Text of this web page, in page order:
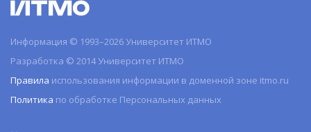
Информация © 1993–2026 Университет ИТМО
Разработка © 2014 Университет ИТМО
Правила использования информации в доменной зоне itmo.ru
Политика по обработке Персональных данных